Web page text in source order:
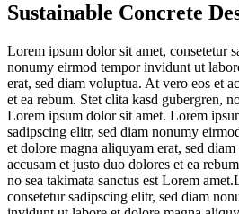
Sustainable Concrete
Lorem ipsum dolor sit amet, consetetur
nonumy eirmod tempor invidunt ut
erat, sed diam voluptua. At vero eos et
et ea rebum. Stet clita kasd gubergren,
Lorem ipsum dolor sit amet. Lorem
sadipscing elitr, sed diam nonumy
et dolore magna aliquyam erat, sed
accusam et justo duo dolores et ea
no sea takimata sanctus est Lorem
consetetur sadipscing elitr, sed diam